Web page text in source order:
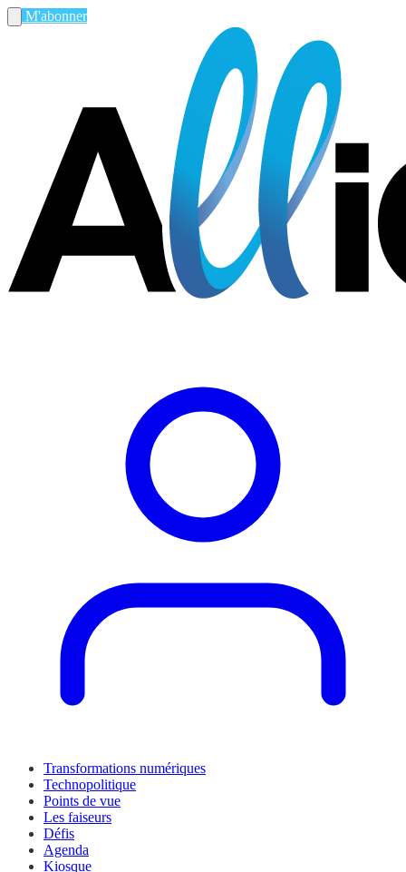
M'abonner
Transformations numériques
Technopolitique
Points de vue
Les faiseurs
Défis
Agenda
Kiosque